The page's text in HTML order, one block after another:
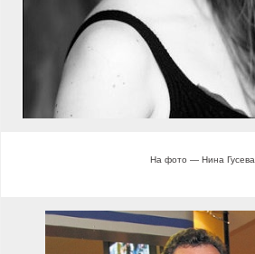
На фото — Нина Гусева